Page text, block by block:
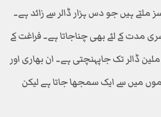
انہیں ماہانہ الاونسز ملتے ہیں جو دس ہزار ڈالر سے زائد ہے۔
مدت کے لئے بھی چناجاتا ہے۔ فراغت کے
جس سے یہ رقم دس ملین ڈالر تک جاپہنچتی ہے۔ ان بھاری اور
میں سے ایک سمجھا جاتا ہے لیکن